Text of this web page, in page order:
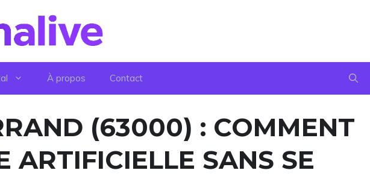
À propos Contact
(63000) : COMMENT
ARTIFICIELLE SANS SE